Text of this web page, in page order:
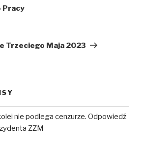
Pracy
Trzeciego Maja 2023
nie podlega cenzurze. Odpowiedź
ZZM